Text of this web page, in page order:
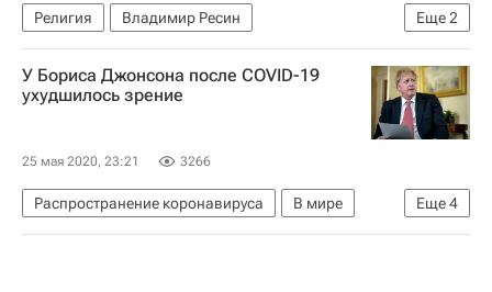
Еще2
Религия
Владимир Ресин
Александр Невский
Религия
У Бориса Джонсона после COVID-19
ухудшилось зрение
25 мая 2020, 23:21 3266
Еще4
Распространение коронавируса
В мире
Великобритания
Борис Джонсон